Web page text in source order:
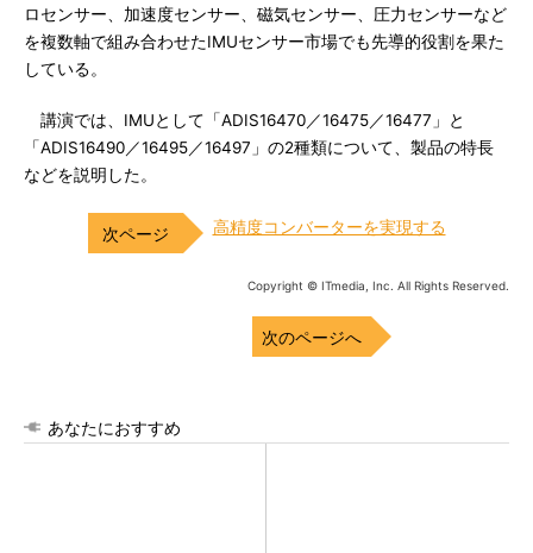
ロセンサー、加速度センサー、磁気センサー、圧力センサーなど
を複数軸で組み合わせたIMUセンサー市場でも先導的役割を果た
している。
講演では、IMUとして「ADIS16470／16475／16477」と
「ADIS16490／16495／16497」の2種類について、製品の特長
などを説明した。
高精度コンバーターを実現する
Copyright © ITmedia, Inc. All Rights Reserved.
次のページへ
あなたにおすすめ